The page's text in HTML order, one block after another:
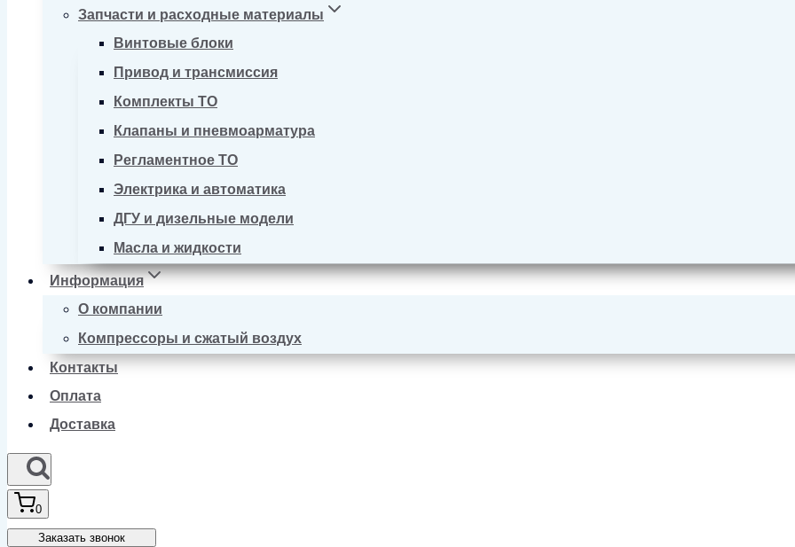
Запчасти и расходные материалы
Винтовые блоки
Привод и трансмиссия
Комплекты ТО
Клапаны и пневмоарматура
Регламентное ТО
Электрика и автоматика
ДГУ и дизельные модели
Масла и жидкости
Информация
О компании
Компрессоры и сжатый воздух
Контакты
Оплата
Доставка
0
Заказать звонок